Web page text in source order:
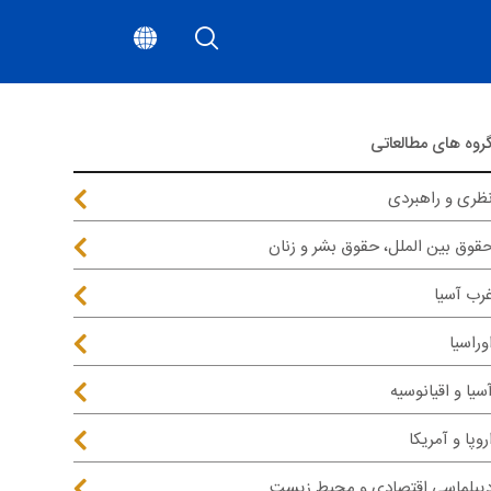
های مطالعاتی
نظری و راهبردی
بین الملل، حقوق بشر و زنان
آسیا
اوراسیا
و اقیانوسیه
اروپا و آمریکا